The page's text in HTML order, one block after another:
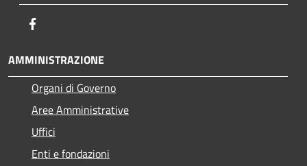
AMMINISTRAZIONE
Organi di Governo
Aree Amministrative
Uffici
Enti e fondazioni